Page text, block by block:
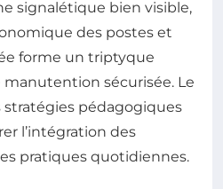
signalétique bien visible,
des postes et
forme un triptyque
sécurisée. Le
stratégies pédagogiques
l’intégration des
pratiques quotidiennes.